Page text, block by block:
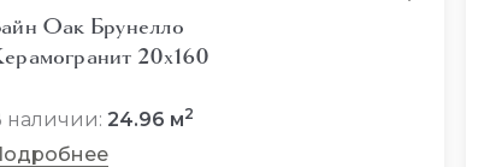
Оак Брунелло
20x160
наличии: 24.96 м2